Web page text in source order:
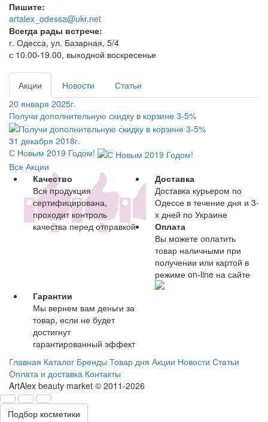
Пишите:
artalex_odessa@ukr.net
Всегда рады встрече:
г. Одесса, ул. Базарная, 5/4
с 10.00-19.00, выходной воскресенье
Акции Новости
Статьи
20 января 2025г.
Получи дополнительную скидку в корзине 3-5%
31 декабря 2018г.
С Новым 2019 Годом!
Все Акции
Качество
Вся продукция
сертифицирована,
проходит контроль
качества перед отправкой
Доставка
Доставка курьером по
Одессе в течение дня и 3-
х дней по Украине
Оплата
Вы можете оплатить
товар наличными при
получении или картой в
режиме on-line на сайте
Гарантии
Мы вернем вам деньги за
товар, если не будет
достигнут
гарантированный эффект
Главная Каталог Бренды Товар дня Акции Новости Статьи
Оплата и доставка Контакты
ArtAlex beauty market © 2011-2026
Подбор косметики